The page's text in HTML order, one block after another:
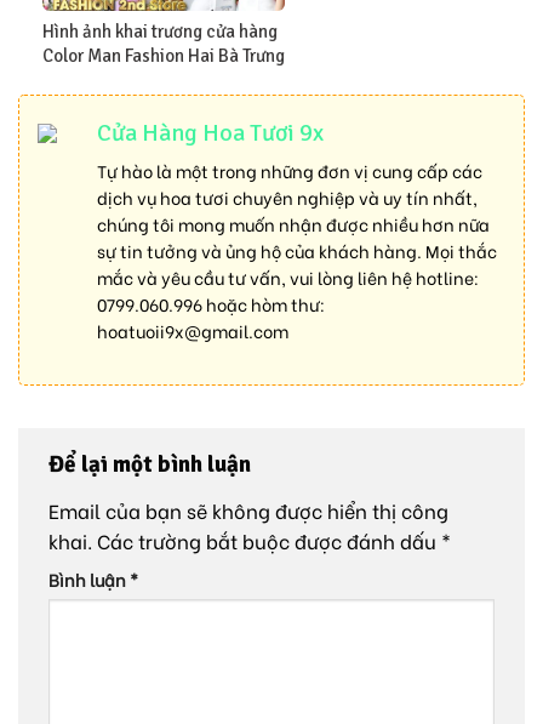
Hình ảnh khai trương cửa hàng
Color Man Fashion Hai Bà Trưng
Cửa Hàng Hoa Tươi 9x
Tự hào là một trong những đơn vị cung cấp các
dịch vụ hoa tươi chuyên nghiệp và uy tín nhất,
chúng tôi mong muốn nhận được nhiều hơn nữa
sự tin tưởng và ủng hộ của khách hàng. Mọi thắc
mắc và yêu cầu tư vấn, vui lòng liên hệ hotline:
0799.060.996hoặc hòm thư:
hoatuoii9x@gmail.com
Để lại một bình luận
Email của bạn sẽ không được hiển thị công
khai. Các trường bắt buộc được đánh dấu *
Bình luận*